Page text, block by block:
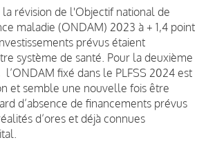
la révision de l'Objectif national de
maladie (ONDAM) 2023 à + 1,4 point
prévus étaient
système de santé. Pour la deuxième
fixé dans le PLFSS 2024 est
et semble une nouvelle fois être
d’absence de financements prévus
d’ores et déjà connues